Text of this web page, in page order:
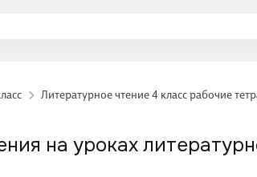
Литературное чтение 4 класс рабочие
на уроках